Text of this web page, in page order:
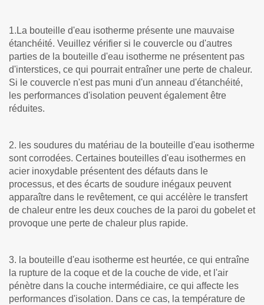
1.La bouteille d'eau isotherme présente une mauvaise
étanchéité. Veuillez vérifier si le couvercle ou d'autres
parties de la bouteille d'eau isotherme ne présentent pas
d'interstices, ce qui pourrait entraîner une perte de chaleur.
Si le couvercle n'est pas muni d'un anneau d'étanchéité,
les performances d'isolation peuvent également être
réduites.
2. les soudures du matériau de la bouteille d'eau isotherme
sont corrodées. Certaines bouteilles d'eau isothermes en
acier inoxydable présentent des défauts dans le
processus, et des écarts de soudure inégaux peuvent
apparaître dans le revêtement, ce qui accélère le transfert
de chaleur entre les deux couches de la paroi du gobelet et
provoque une perte de chaleur plus rapide.
3. la bouteille d'eau isotherme est heurtée, ce qui entraîne
la rupture de la coque et de la couche de vide, et l'air
pénètre dans la couche intermédiaire, ce qui affecte les
performances d'isolation. Dans ce cas, la température de